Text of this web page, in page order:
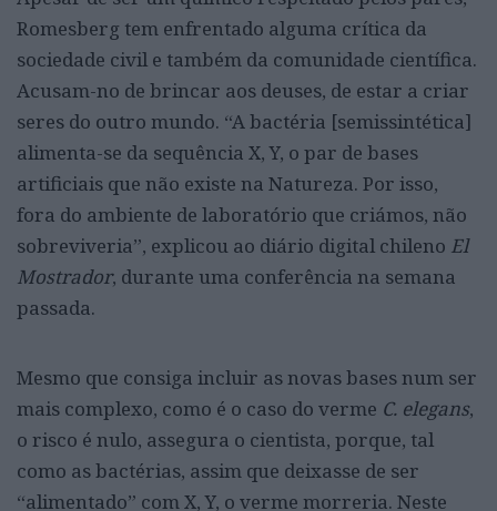
Romesberg tem enfrentado alguma crítica da
sociedade civil e também da comunidade científica.
Acusam-no de brincar aos deuses, de estar a criar
seres do outro mundo. “A bactéria [semissintética]
alimenta-se da sequência X, Y, o par de bases
artificiais que não existe na Natureza. Por isso,
fora do ambiente de laboratório que criámos, não
sobreviveria”, explicou ao diário digital chileno El
Mostrador, durante uma conferência na semana
passada.
Mesmo que consiga incluir as novas bases num ser
mais complexo, como é o caso do verme C. elegans,
o risco é nulo, assegura o cientista, porque, tal
como as bactérias, assim que deixasse de ser
“alimentado” com X, Y, o verme morreria. Neste